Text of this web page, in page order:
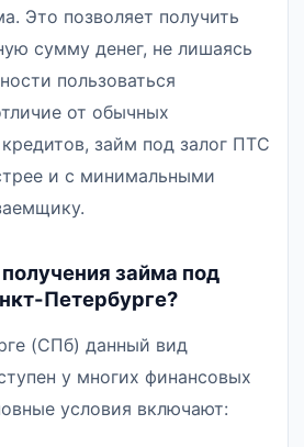
Это позволяет получить
сумму денег, не лишаясь
пользоваться
от обычных
займ под залог ПТС
и с минимальными
займа под
Петербурге?
(СПб) данный вид
у многих финансовых
условия включают: